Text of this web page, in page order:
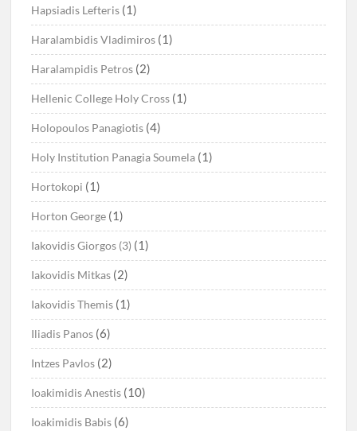
Hapsiadis Lefteris (1)
Haralambidis Vladimiros (1)
Haralampidis Petros (2)
Hellenic College Holy Cross (1)
Holopoulos Panagiotis (4)
Holy Institution Panagia Soumela (1)
Hortokopi (1)
Horton George (1)
Iakovidis Giorgos (3) (1)
Iakovidis Mitkas (2)
Iakovidis Themis (1)
Iliadis Panos (6)
Intzes Pavlos (2)
Ioakimidis Anestis (10)
Ioakimidis Babis (6)